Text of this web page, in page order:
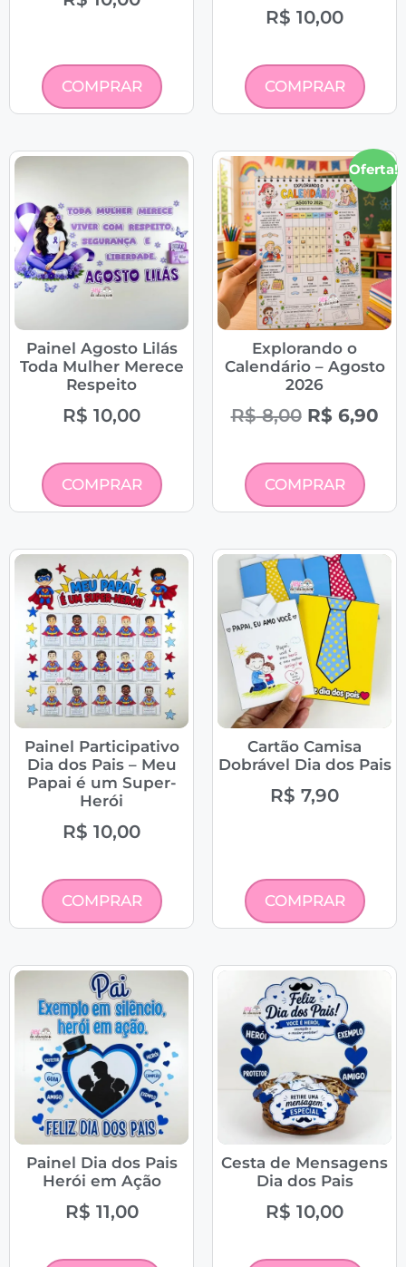
COMPRAR
R$ 10,00
COMPRAR
Painel Agosto Lilás
Toda Mulher Merece
Respeito
R$ 10,00
COMPRAR
Oferta!
Explorando o
Calendário – Agosto
2026
R$8,00 R$6,90
COMPRAR
Painel Participativo
Dia dos Pais – Meu
Papai é um Super-
Herói
R$ 10,00
COMPRAR
Cartão Camisa
Dobrável Dia dos Pais
R$ 7,90
COMPRAR
Painel Dia dos Pais
Herói em Ação
R$ 11,00
Cesta de Mensagens
Dia dos Pais
R$ 10,00